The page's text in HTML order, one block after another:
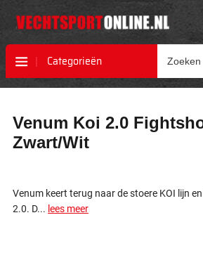
Categorieën
naar
het
einde
afbeeldingen-
gallerij
naar
het
begin
afbeeldingen-
gallerij
Venum Koi 2.0
Zwart/Wit
Venum keert terug naar de stoere KOI lijn
2.0. D... lees meer